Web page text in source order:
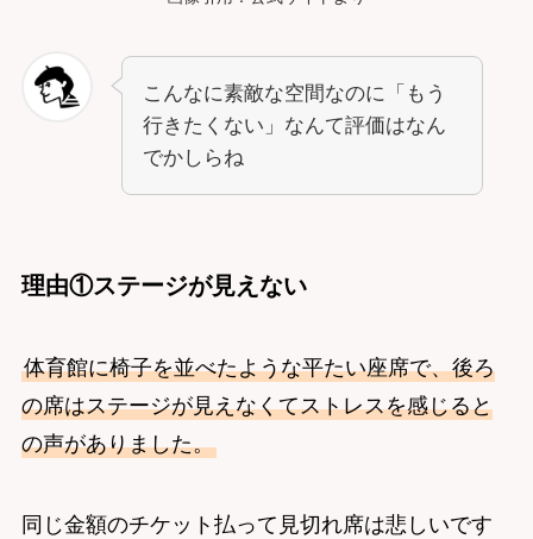
こんなに素敵な空間なのに「もう
行きたくない」なんて評価はなん
でかしらね
理由①ステージが見えない
体育館に椅子を並べたような平たい座席で、後ろ
の席はステージが見えなくてストレスを感じると
の声がありました。
同じ金額のチケット払って見切れ席は悲しいです